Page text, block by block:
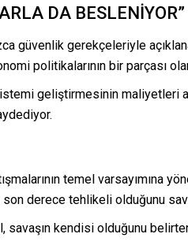
DA BESLENİYOR”
güvenlik gerekçeleriyle
politikalarının bir parçası
geliştirmesinin maliyetleri
temel varsayımına
derece tehlikeli olduğunu
kendisi olduğunu